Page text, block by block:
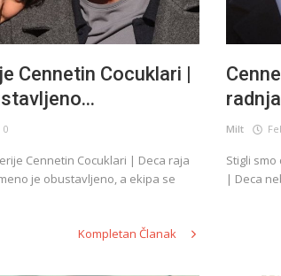
Cennetin Cocuklari |
0
Cennetin Cocuklari | Deca raja
je obustavljeno, a ekipa se
Kompletan Članak
Milt
Stigli
| Deca
rad na finalnoj epizodi serije